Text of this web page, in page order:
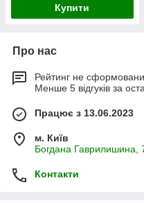
Купити
Про нас
Рейтинг не
Менше 5 відгуків за
Працює з 13.06.2023
м. Київ
Богдана Гаврилишина,
Контакти